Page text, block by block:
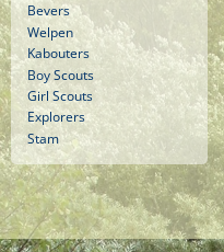
Bevers
Welpen
Kabouters
Boy Scouts
Girl Scouts
Explorers
Stam